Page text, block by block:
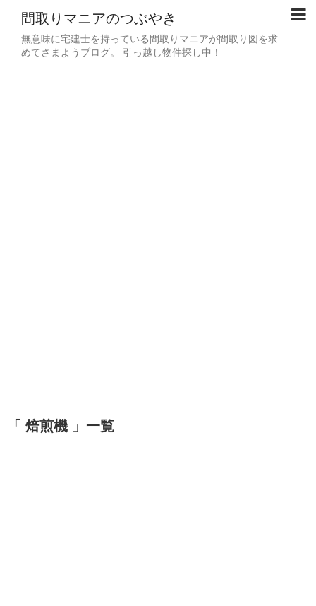
間取りマニアのつぶやき
無意味に宅建士を持っている間取りマニアが間取り図を求
めてさまようブログ。 引っ越し物件探し中！
「 焙煎機 」一覧